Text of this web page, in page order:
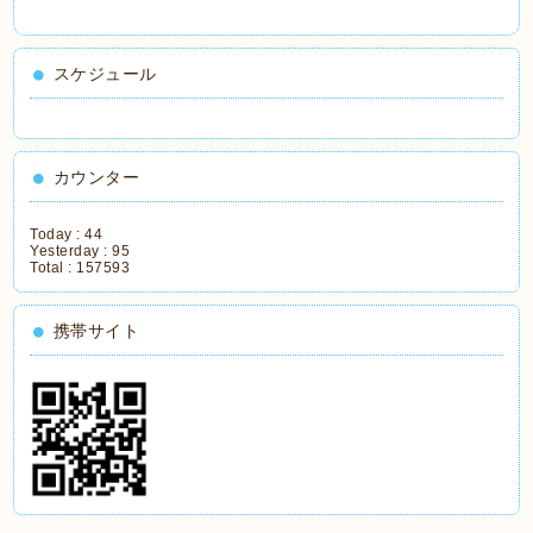
スケジュール
カウンター
Today :44
Yesterday :95
Total : 157593
携帯サイト